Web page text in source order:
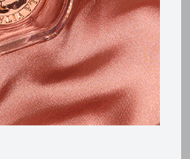
interesar